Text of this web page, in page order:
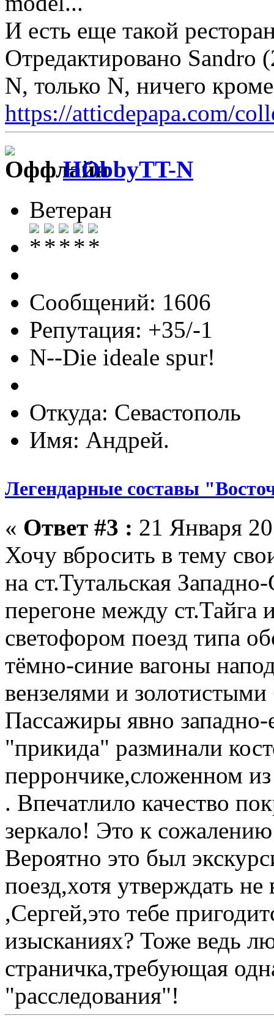
И есть еще такой
Отредактировано Sandro
N, только N, ничего
https://atticdepapa.com/
HObbyTT-N
Ветеран
Сообщений: 1606
Репутация: +35/-1
N--Die ideale spur!
Откуда: Севастополь
Имя: Андрей.
Легендарные составы
« Ответ #3 : 21 Января
Хочу вбросить в тему
на ст.Тутальская
перегоне между ст.Тайга
светофором поезд типа
тёмно-синие вагоны
вензелями и
Пассажиры явно
"прикида" разминали
перрончике,сложенном
. Впечатлило качество
зеркало! Это к
Вероятно это был
поезд,хотя утверждать
,Сергей,это тебе
изысканиях? Тоже ведь
страничка,требующая
"расследования"!